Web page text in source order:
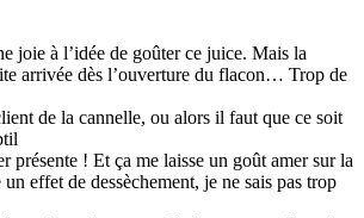
joie à l’idée de goûter ce juice. Mais la
arrivée dès l’ouverture du flacon… Trop de
de la cannelle, ou alors il faut que ce soit
présente ! Et ça me laisse un goût amer sur la
effet de dessèchement, je ne sais pas trop